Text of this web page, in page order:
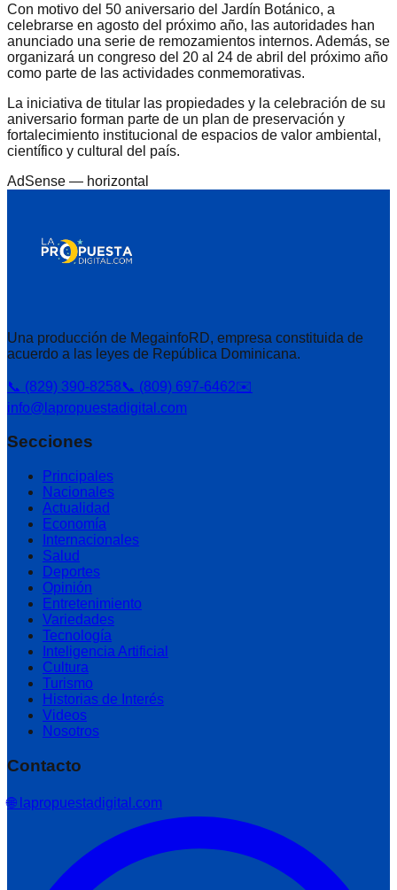
Con motivo del 50 aniversario del Jardín Botánico, a
celebrarse en agosto del próximo año, las autoridades han
anunciado una serie de remozamientos internos. Además, se
organizará un congreso del 20 al 24 de abril del próximo año
como parte de las actividades conmemorativas.
La iniciativa de titular las propiedades y la celebración de su
aniversario forman parte de un plan de preservación y
fortalecimiento institucional de espacios de valor ambiental,
científico y cultural del país.
AdSense — horizontal
Una producción de MegainfoRD, empresa constituida de
acuerdo a las leyes de República Dominicana.
📞 (829) 390-8258📞 (809) 697-6462✉️
info@lapropuestadigital.com
Secciones
Principales
Nacionales
Actualidad
Economía
Internacionales
Salud
Deportes
Opinión
Entretenimiento
Variedades
Tecnología
Inteligencia Artificial
Cultura
Turismo
Historias de Interés
Videos
Nosotros
Contacto
🌐 lapropuestadigital.com